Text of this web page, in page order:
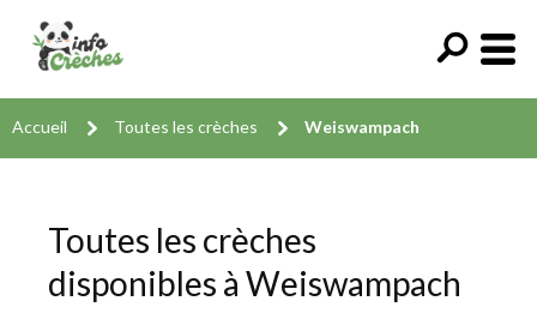
Accueil Toutes les crèches Weiswampach
Toutes les crèches
disponibles à Weiswampach